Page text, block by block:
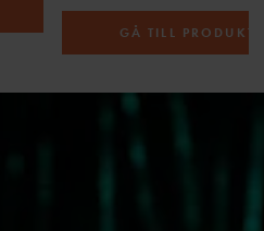
GÅ TILL PRODUKT